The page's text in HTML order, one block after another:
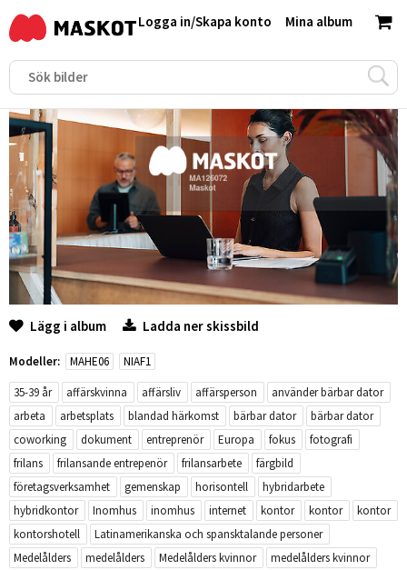
Mina album
Logga in/Skapa konto
Lägg i album Ladda ner skissbild
Modeller: MAHE06
NIAF1
35-39 år
affärskvinna affärsliv affärsperson
använder bärbar dator
arbeta
arbetsplats blandad härkomst bärbar dator
bärbar dator
coworking
dokument entreprenör Europa fokus
fotografi
frilans
frilansande entrepenör frilansarbete
färgbild
företagsverksamhet
gemenskap horisontell
hybridarbete
hybridkontor
Inomhus inomhus internet kontor kontor
kontor
kontorshotell
Latinamerikanska och spansktalande personer
Medelålders
medelålders Medelålders kvinnor
medelålders kvinnor